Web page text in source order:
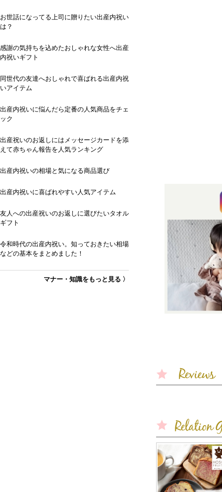
お世話になってる上司に贈りたい出産内祝い
は？
感謝の気持ちを込めたおしゃれな女性へ出産
内祝いギフト
同世代の友達へおしゃれで喜ばれる出産内祝
いアイテム
出産内祝いに悩んだら定番の人気商品をチェ
ック
出産祝いのお返しにはメッセージカードを添
えて赤ちゃん報告を人気ランキング
出産内祝いの相場と気になる商品選び
出産内祝いに喜ばれやすい人気アイテム
友人への出産祝いのお返しに選びたいタオル
ギフト
令和時代の出産内祝い。知っておきたい相場
などの基本をまとめました！
マナー・知識をもっと見る 〉